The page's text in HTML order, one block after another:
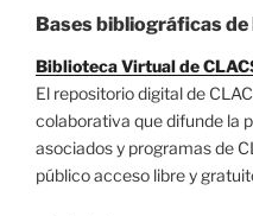
Bases bibliográficas de
Biblioteca Virtual de
El repositorio digital de
colaborativa que difunde la
asociados y programas de
público acceso libre y